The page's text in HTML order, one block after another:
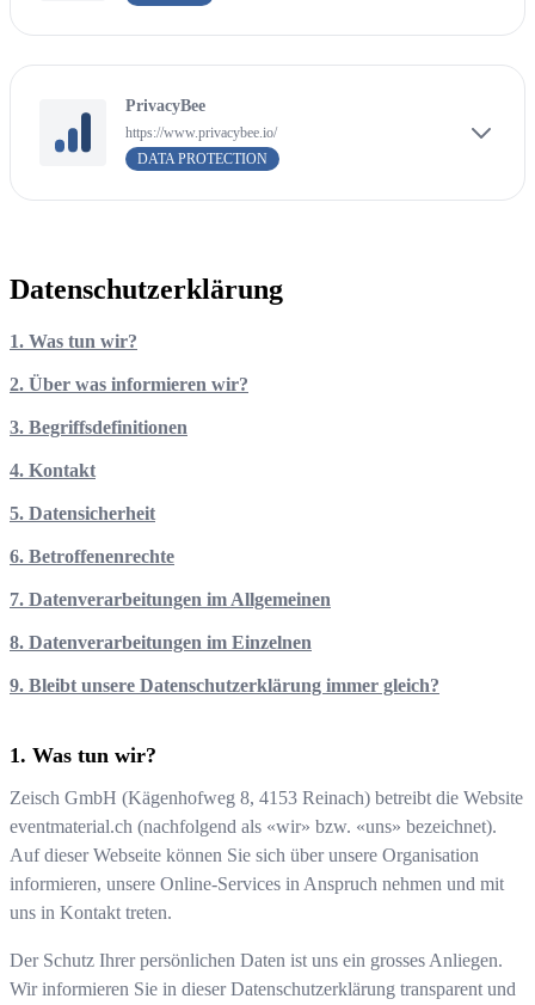
PrivacyBee
https://www.privacybee.io/
DATA PROTECTION
Datenschutzerklärung
1. Was tun wir?
2. Über was informieren wir?
3. Begriffsdefinitionen
4. Kontakt
5. Datensicherheit
6. Betroffenenrechte
7. Datenverarbeitungen im Allgemeinen
8. Datenverarbeitungen im Einzelnen
9. Bleibt unsere Datenschutzerklärung immer gleich?
Was tun wir?
Zeisch GmbH (Kägenhofweg 8, 4153 Reinach) betreibt die Website
eventmaterial.ch (nachfolgend als «wir» bzw. «uns» bezeichnet).
Auf dieser Webseite können Sie sich über unsere Organisation
informieren, unsere Online-Services in Anspruch nehmen und mit
uns in Kontakt treten.
Der Schutz Ihrer persönlichen Daten ist uns ein grosses Anliegen.
Wir informieren Sie in dieser Datenschutzerklärung transparent und